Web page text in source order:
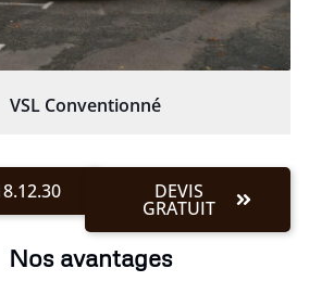
VSL Conventionné
DEVIS
GRATUIT
Nos avantages